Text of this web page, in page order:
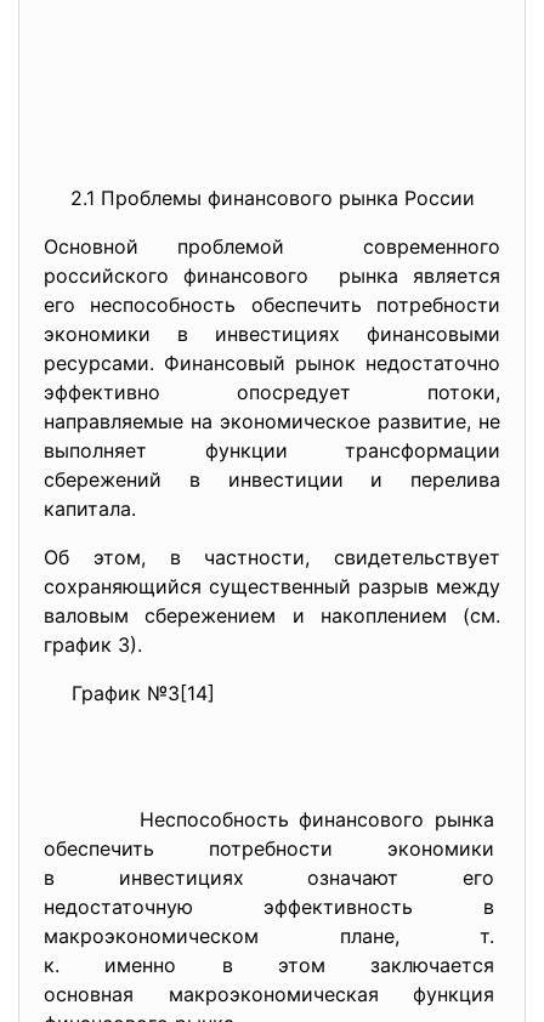
2.1 Проблемы финансового рынка России
Основной проблемой современного
российского финансового рынка является
его неспособность обеспечить потребности
экономики в инвестициях финансовыми
ресурсами. Финансовый рынок недостаточно
эффективно опосредует потоки,
направляемые на экономическое развитие, не
выполняет функции трансформации
сбережений в инвестиции и перелива
капитала.
Об этом, в частности, свидетельствует
сохраняющийся существенный разрыв между
валовым сбережением и накоплением (см.
график 3).
График №3[14]
Неспособность финансового рынка
обеспечить потребности экономики
в инвестициях означают его
недостаточную эффективность в
макроэкономическом плане, т.
к. именно в этом заключается
основная макроэкономическая функция